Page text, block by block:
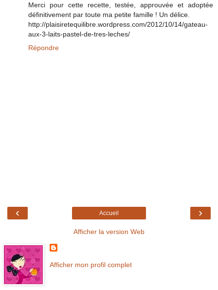
Merci pour cette recette, testée, approuvée et adoptée
définitivement par toute ma petite famille ! Un délice.
http://plaisiretequilibre.wordpress.com/2012/10/14/gateau-
aux-3-laits-pastel-de-tres-leches/
Répondre
‹ ›
Accueil
Afficher la version Web
Afficher mon profil complet